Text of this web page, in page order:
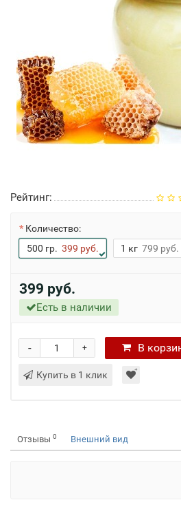
Рейтинг:
Количество:
500 гр. 399 руб. 1 кг 799 руб.
399 руб.
Есть в наличии
+
- В
Купить в 1 клик
Отзывы 0 Внешний вид